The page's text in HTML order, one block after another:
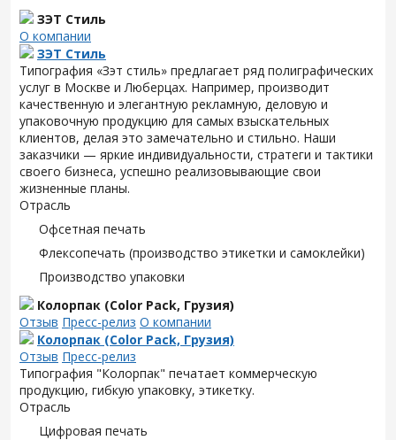
ЗЭТ Стиль
О компании
ЗЭТ Стиль
Типография «Зэт cтиль» предлагает ряд полиграфических
услуг в Москве и Люберцах. Например, производит
качественную и элегантную рекламную, деловую и
упаковочную продукцию для самых взыскательных
клиентов, делая это замечательно и стильно. Наши
заказчики — яркие индивидуальности, стратеги и тактики
своего бизнеса, успешно реализовывающие свои
жизненные планы.
Отрасль
Офсетная печать
Флексопечать (производство этикетки и самоклейки)
Производство упаковки
Колорпак (Color Pack, Грузия)
Отзыв Пресс-релиз О компании
Колорпак (Color Pack, Грузия)
Отзыв Пресс-релиз
Типография "Колорпак" печатает коммерческую
продукцию, гибкую упаковку, этикетку.
Отрасль
Цифровая печать